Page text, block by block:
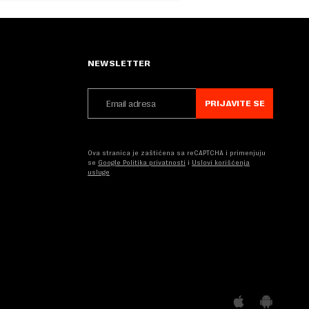
NEWSLETTER
PRIJAVITE SE
Ova stranica je zaštićena sa reCAPTCHA i primenjuju
se Google Politika privatnosti i Uslovi korišćenja
usluge